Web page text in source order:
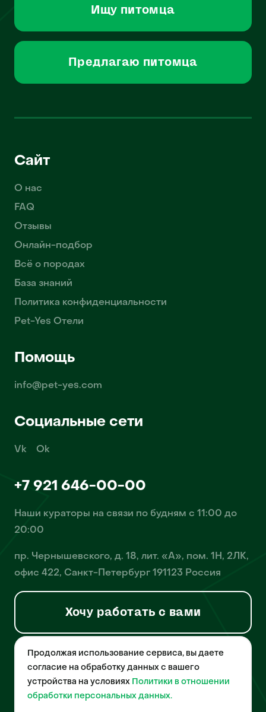
Ищу питомца
Предлагаю питомца
Сайт
О нас
FAQ
Отзывы
Онлайн-подбор
Всё о породах
База знаний
Политика конфиденциальности
Pet-Yes Отели
Помощь
info@pet-yes.com
Социальные сети
Vk Ok
+7 921 646-00-00
Наши кураторы на связи по будням с 11:00 до
20:00
пр. Чернышевского, д. 18, лит. «А», пом. 1Н, 2ЛК,
офис 422, Санкт-Петербург 191123 Россия
Хочу работать с вами
© 2026 Pet-Yes. ООО «Биржа домашних животных «Пет-Ес»
осуществляет деятельность в области информационных
технологий, деятельность по разработке и эксплуатации
собственного программного обеспечения, деятельность
порталов в информационно-коммуникационной сети Интернет и
Продолжая использование сервиса, вы даете
согласие на обработку данных с вашего
устройства на условиях Политики в отношении
обработки персональных данных.